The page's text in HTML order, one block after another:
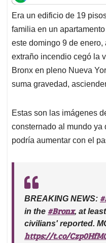
t
s
A
p
p
e
b
o
o
k
k
e
d
I
n
i
l
Era un edificio de 19
familia en un
este domingo 9 de
extraño incendio cegó la
Bronx en pleno Nueva
suma gravedad,
Estas son las imágenes
consternado al mundo
podría aumentar con el
BREAKING NEWS:
in the #Bronx, at
civilians' reported.
https://t.co/